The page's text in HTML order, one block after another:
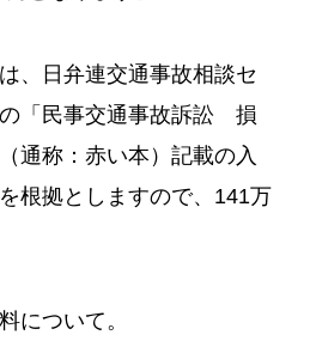
、日弁連交通事故相談セ
「民事交通事故訴訟 損
通称：赤い本）記載の入
根拠としますので、141万
について。